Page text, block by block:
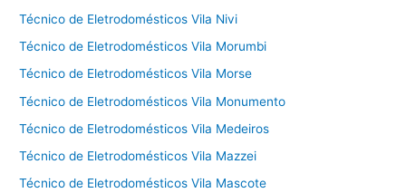
Técnico de Eletrodomésticos Vila Nivi
Técnico de Eletrodomésticos Vila Morumbi
Técnico de Eletrodomésticos Vila Morse
Técnico de Eletrodomésticos Vila Monumento
Técnico de Eletrodomésticos Vila Medeiros
Técnico de Eletrodomésticos Vila Mazzei
Técnico de Eletrodomésticos Vila Mascote